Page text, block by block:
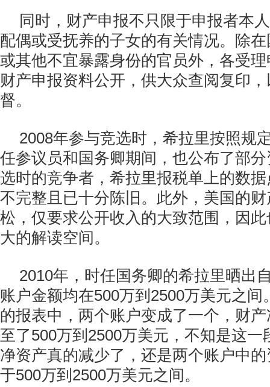
同时，财产申报不只限于申报者本
配偶或受抚养的子女的有关情况。除
或其他不宜暴露身份的官员外，各受
财产申报资料公开，供大众查阅复印
督。
2008年参与竞选时，希拉里按照规
任参议员和国务卿期间，也公布了部
选时的竞争者，希拉里报税单上的数
不完整且已十分陈旧。此外，美国的
松，仅要求公开收入的大致范围，因
大的解读空间。
2010年，时任国务卿的希拉里晒出
账户金额均在500万到2500万美元之间
的报表中，两个账户变成了一个，财
至了500万到2500万美元，不知是这一
净资产真的减少了，还是两个账户中
于500万到2500万美元之间。